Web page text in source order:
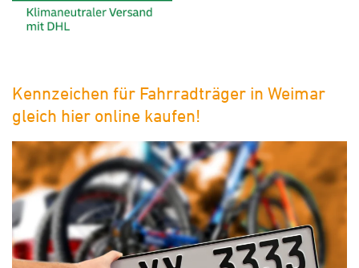
Kennzeichen für Fahrradträger in Weimar
gleich hier online kaufen!